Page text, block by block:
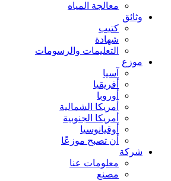
معالجة المياه
وثائق
كتيب
شهادة
التعليمات والرسومات
موزع
آسيا
أفريقيا
أوروبا
أمريكا الشمالية
أمريكا الجنوبية
أوقيانوسيا
أن تصبح موزعًا
شركة
معلومات عنا
مصنع